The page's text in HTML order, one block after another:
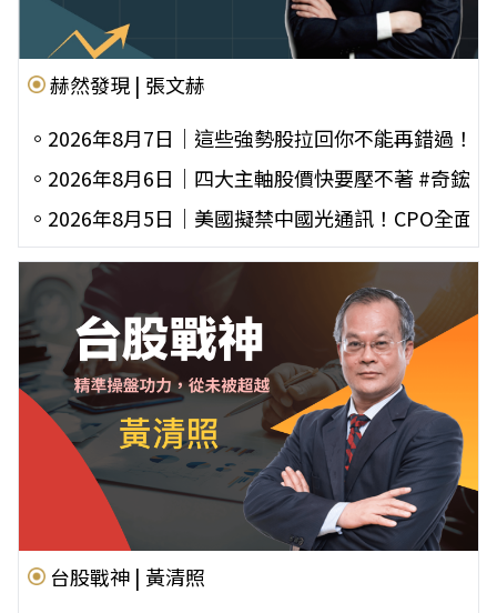
赫然發現 | 張文赫
。 2026年8月7日｜這些強勢股拉回你不能再錯過！
。 2026年8月6日｜四大主軸股價快要壓不著 #奇鋐
。 2026年8月5日｜美國擬禁中國光通訊！CPO全面
台股戰神 | 黃清照